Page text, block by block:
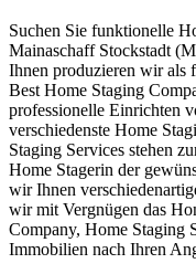
Suchen Sie funktionelle
Mainaschaff Stockstadt
Ihnen produzieren wir als
Best Home Staging
professionelle Einrichten
verschiedenste Home
Staging Services stehen
Home Stagerin der
wir Ihnen
wir mit Vergnügen das
Company, Home Staging
Immobilien nach Ihren